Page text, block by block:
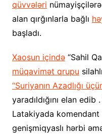
qüvvələri
alan qırğınlarla bağlı
başladı.
Xaosun içində“Sahil
müqavimət qrupu
“Suriyanın Azadlığı
yaradıldığını elan
Latakiyada komendant
genişmiqyaslı hərbi